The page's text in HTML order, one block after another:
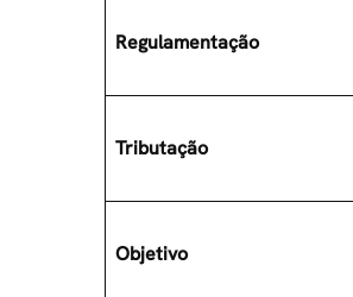
Regulamentação
Tributação
Objetivo